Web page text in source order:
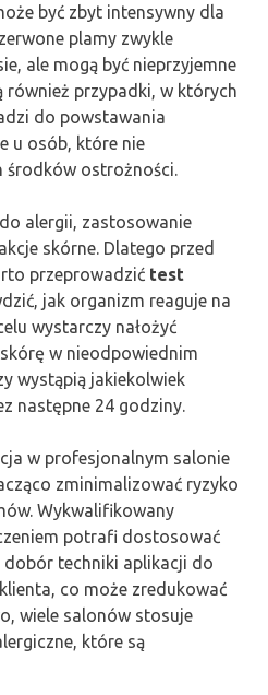
być zbyt intensywny dla
plamy zwykle
ale mogą być nieprzyjemne
również przypadki, w których
do powstawania
u osób, które nie
środków ostrożności.
alergii, zastosowanie
skórne. Dlatego przed
przeprowadzić test
jak organizm reaguje na
wystarczy nałożyć
w nieodpowiednim
wystąpią jakiekolwiek
następne 24 godziny.
w profesjonalnym salonie
zminimalizować ryzyko
Wykwalifikowany
potrafi dostosować
techniki aplikacji do
co może zredukować
wiele salonów stosuje
które są